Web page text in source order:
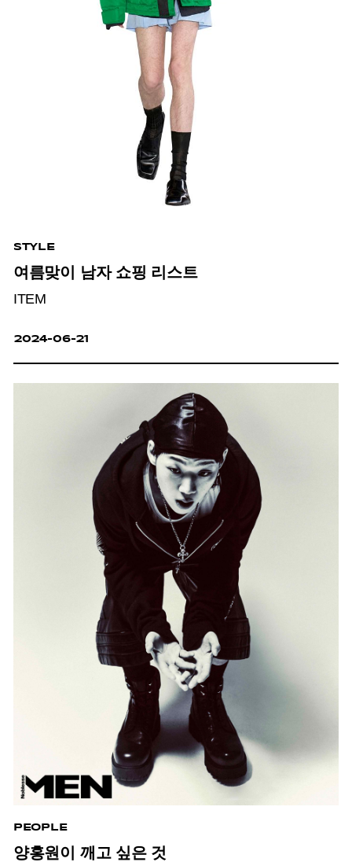
STYLE
여름맞이 남자 쇼핑 리스트
ITEM
2024-06-21
PEOPLE
양홍원이 깨고 싶은 것